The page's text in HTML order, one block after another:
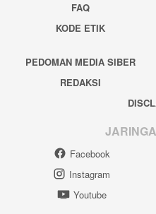
FAQ
KODE ETIK
PEDOMAN MEDIA SIBER
REDAKSI
Facebook
Instagram
Youtube